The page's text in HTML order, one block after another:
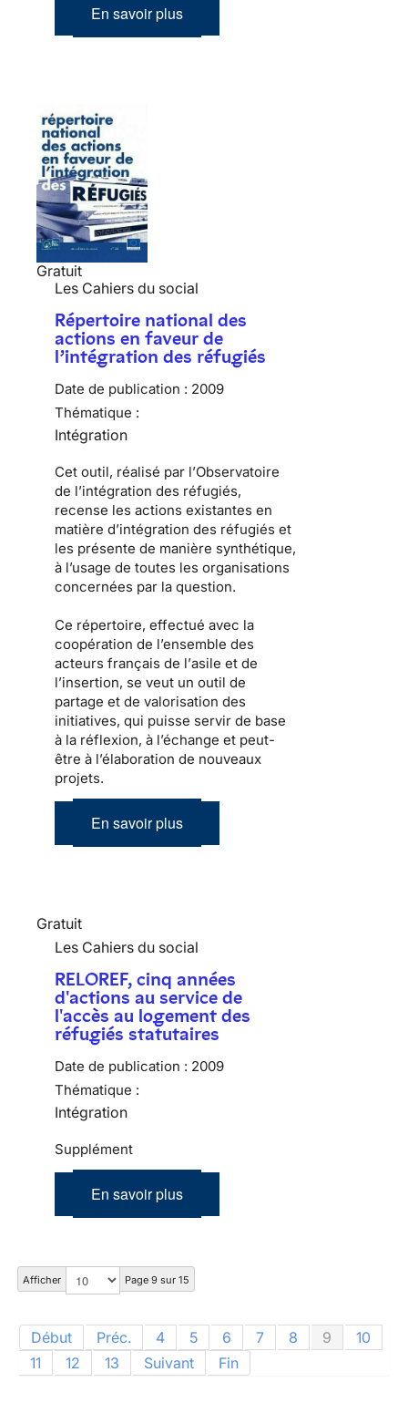
En savoir plus
Gratuit
Les Cahiers du social
Répertoire national des
actions en faveur de
l’intégration des réfugiés
Date de publication : 2009
Thématique :
Intégration
Cet outil, réalisé par l’Observatoire
de l’intégration des réfugiés,
recense les actions existantes en
matière d’intégration des réfugiés et
les présente de manière synthétique,
à l’usage de toutes les organisations
concernées par la question.
Ce répertoire, effectué avec la
coopération de l’ensemble des
acteurs français de l’asile et de
l’insertion, se veut un outil de
partage et de valorisation des
initiatives, qui puisse servir de base
à la réflexion, à l’échange et peut-
être à l’élaboration de nouveaux
projets.
En savoir plus
Gratuit
Les Cahiers du social
RELOREF, cinq années
d'actions au service de
l'accès au logement des
réfugiés statutaires
Date de publication : 2009
Thématique :
Intégration
Supplément
En savoir plus
Afficher Page 9 sur 15
Début Préc. 4 5 6 7 8 9
10
11
12 13 Suivant Fin